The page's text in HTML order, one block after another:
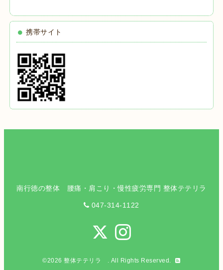
携帯サイト
南行徳の整体 腰痛・肩こり・慢性疲労専門 整体テテリラ
047-314-1122
©2026整体テテリラ . All Rights Reserved.